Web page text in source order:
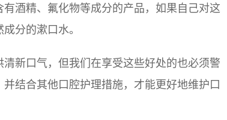
酒精、氟化物等成分的产品，如果自己对这
分的漱口水。
新口气，但我们在享受这些好处的也必须警
结合其他口腔护理措施，才能更好地维护口